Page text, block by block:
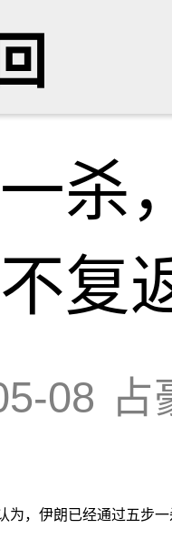
杀
复
08 占
为，伊朗已经通过五步